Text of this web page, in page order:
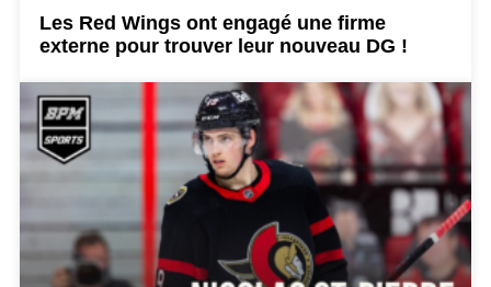
Les Red Wings ont engagé une firme
externe pour trouver leur nouveau DG !